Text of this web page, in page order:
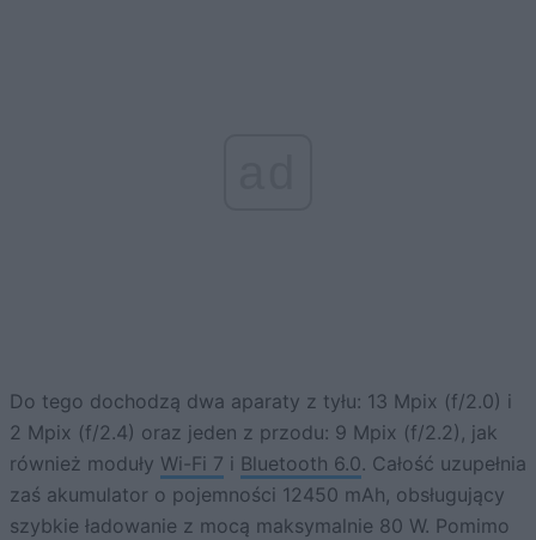
Do tego dochodzą dwa aparaty z tyłu: 13 Mpix (f/2.0) i
2 Mpix (f/2.4) oraz jeden z przodu: 9 Mpix (f/2.2), jak
również moduły Wi-Fi 7 i Bluetooth 6.0. Całość uzupełnia
zaś akumulator o pojemności 12450 mAh, obsługujący
szybkie ładowanie z mocą maksymalnie 80 W. Pomimo